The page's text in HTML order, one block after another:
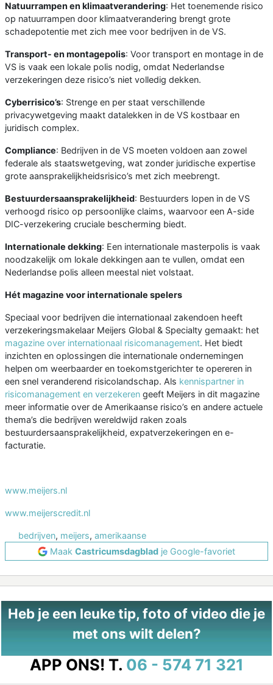
Natuurrampen en klimaatverandering: Het toenemende risico
op natuurrampen door klimaatverandering brengt grote
schadepotentie met zich mee voor bedrijven in de VS.
Transport- en montagepolis: Voor transport en montage in de
VS is vaak een lokale polis nodig, omdat Nederlandse
verzekeringen deze risico’s niet volledig dekken.
Cyberrisico’s: Strenge en per staat verschillende
privacywetgeving maakt datalekken in de VS kostbaar en
juridisch complex.
Compliance: Bedrijven in de VS moeten voldoen aan zowel
federale als staatswetgeving, wat zonder juridische expertise
grote aansprakelijkheidsrisico’s met zich meebrengt.
Bestuurdersaansprakelijkheid: Bestuurders lopen in de VS
verhoogd risico op persoonlijke claims, waarvoor een A-side
DIC-verzekering cruciale bescherming biedt.
Internationale dekking: Een internationale masterpolis is vaak
noodzakelijk om lokale dekkingen aan te vullen, omdat een
Nederlandse polis alleen meestal niet volstaat.
Hét magazine voor internationale spelers
Speciaal voor bedrijven die internationaal zakendoen heeft
verzekeringsmakelaar Meijers Global & Specialty gemaakt: het
magazine over internationaal risicomanagement. Het biedt
inzichten en oplossingen die internationale ondernemingen
helpen om weerbaarder en toekomstgerichter te opereren in
een snel veranderend risicolandschap. Als kennispartner in
risicomanagement en verzekeren geeft Meijers in dit magazine
meer informatie over de Amerikaanse risico’s en andere actuele
thema’s die bedrijven wereldwijd raken zoals
bestuurdersaansprakelijkheid, expatverzekeringen en e-
facturatie.
www.meijers.nl
www.meijerscredit.nl
bedrijven, meijers, amerikaanse
Maak Castricumsdagblad je Google-favoriet
Heb je een leuke tip, foto of video die je
met ons wilt delen?
APP ONS! T. 06 - 574 71 321